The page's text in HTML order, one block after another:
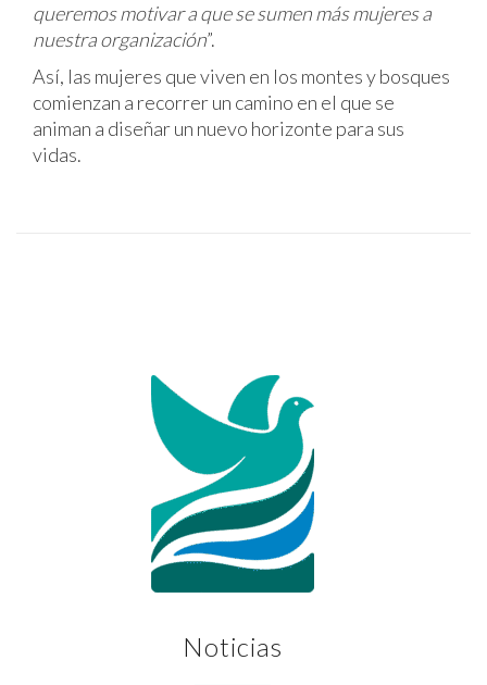
queremos motivar a que se sumen más mujeres a
nuestra organización”.
Así, las mujeres que viven en los montes y bosques
comienzan a recorrer un camino en el que se
animan a diseñar un nuevo horizonte para sus
vidas.
Noticias